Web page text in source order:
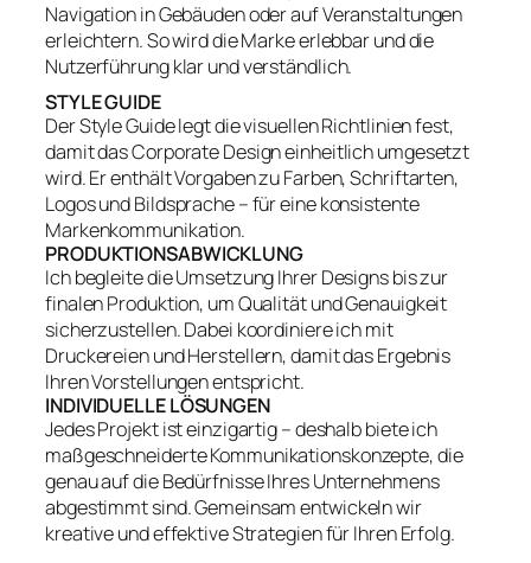
Navigation in Gebäuden oder auf Veranstaltungen
erleichtern. So wird die Marke erlebbar und die
Nutzerführung klar und verständlich.
STYLE GUIDE
Der Style Guide legt die visuellen Richtlinien fest,
damit das Corporate Design einheitlich umgesetzt
wird. Er enthält Vorgaben zu Farben, Schriftarten,
Logos und Bildsprache – für eine konsistente
Markenkommunikation.
PRODUKTIONSABWICKLUNG
Ich begleite die Umsetzung Ihrer Designs bis zur
finalen Produktion, um Qualität und Genauigkeit
sicherzustellen. Dabei koordiniere ich mit
Druckereien und Herstellern, damit das Ergebnis
Ihren Vorstellungen entspricht.
INDIVIDUELLE LÖSUNGEN
Jedes Projekt ist einzigartig – deshalb biete ich
maßgeschneiderte Kommunikationskonzepte, die
genau auf die Bedürfnisse Ihres Unternehmens
abgestimmt sind. Gemeinsam entwickeln wir
kreative und effektive Strategien für Ihren Erfolg.